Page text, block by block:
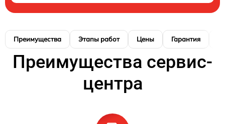
Преимущества Этапы работ Цены Гарантия
Преимущества сервис-
центра